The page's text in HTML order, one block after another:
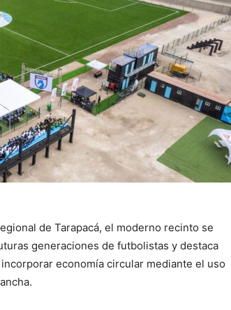
de Tarapacá, el moderno recinto se
generaciones de futbolistas y destaca
economía circular mediante el uso